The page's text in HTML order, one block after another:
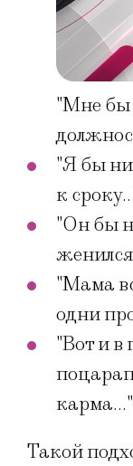
"Мне бы
"Я бы
к
"Он бы
"Мама
одни
"Вот и в
карма…"
Такой